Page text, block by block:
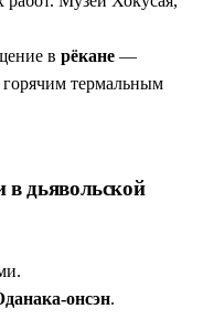
в рёкане —
термальным
дьявольской
онсэн.